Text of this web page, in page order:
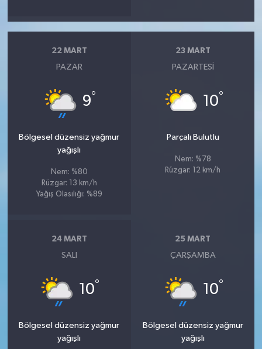
22 MART
PAZAR
9°
Bölgesel düzensiz yağmur
yağışlı
Nem: %80
Rüzgar: 13 km/h
Yağış Olasılığı: %89
23 MART
PAZARTESI
10°
Parçalı Bulutlu
Nem: %78
Rüzgar: 12 km/h
24 MART
SALI
10°
Bölgesel düzensiz yağmur
yağışlı
25 MART
ÇARŞAMBA
10°
Bölgesel düzensiz yağmur
yağışlı